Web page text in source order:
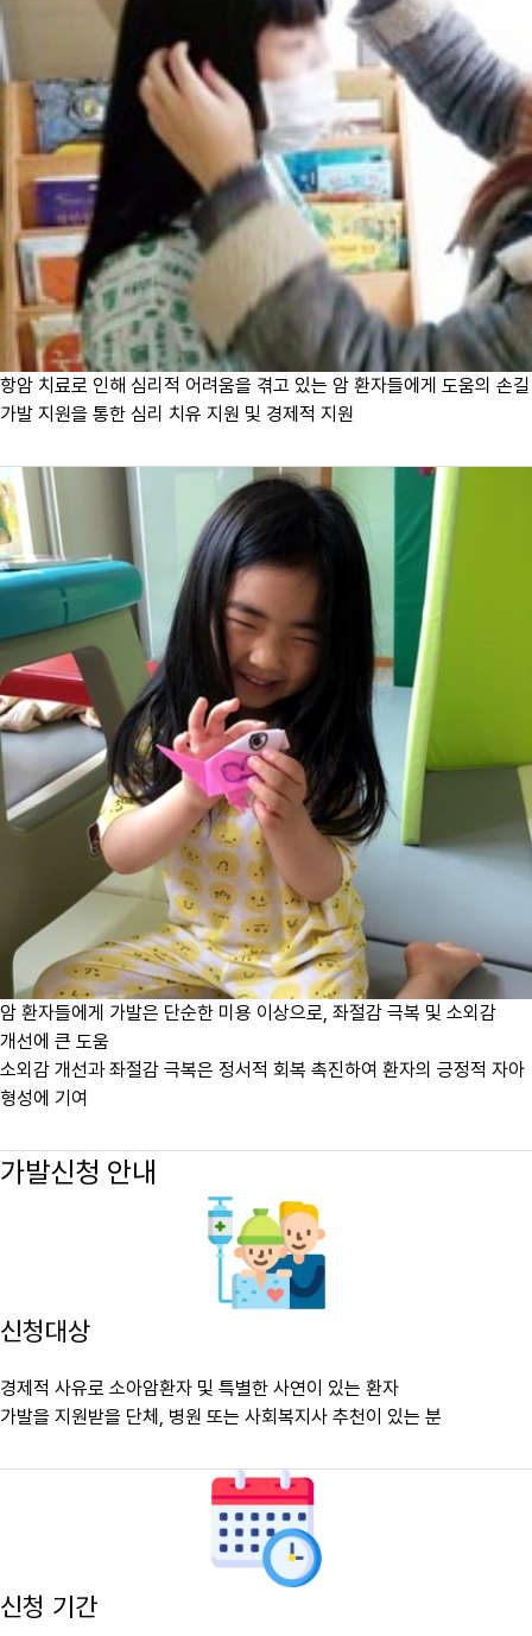
항암 치료로 인해 심리적 어려움을 겪고 있는 암 환자들에게 도움의 손길
가발 지원을 통한 심리 치유 지원 및 경제적 지원
암 환자들에게 가발은 단순한 미용 이상으로, 좌절감 극복 및 소외감
개선에 큰 도움
소외감 개선과 좌절감 극복은 정서적 회복 촉진하여 환자의 긍정적 자아
형성에 기여
가발신청 안내
신청대상
경제적 사유로 소아암환자 및 특별한 사연이 있는 환자
가발을 지원받을 단체, 병원 또는 사회복지사 추천이 있는 분
신청 기간